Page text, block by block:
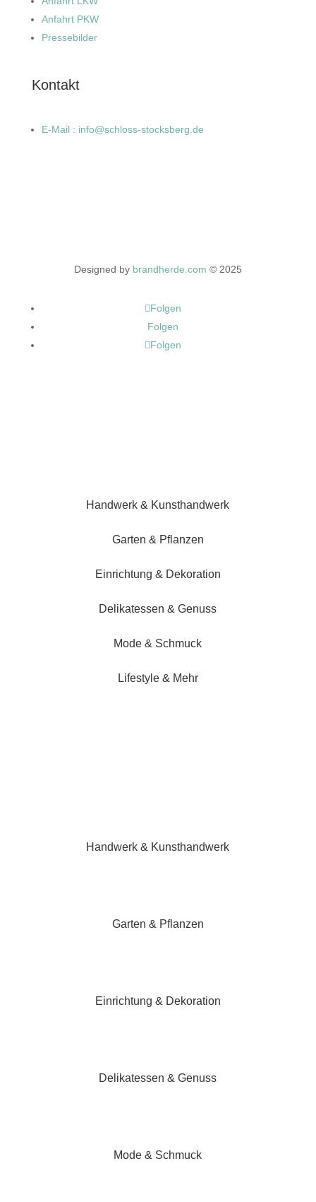
Anfahrt PKW
Pressebilder
Kontakt
E-Mail : info@schloss-stocksberg.de
Designed by brandherde.com © 2025
Folgen
Folgen
Folgen
Handwerk & Kunsthandwerk
Garten & Pflanzen
Einrichtung & Dekoration
Delikatessen & Genuss
Mode & Schmuck
Lifestyle & Mehr
Handwerk & Kunsthandwerk
Garten & Pflanzen
Einrichtung & Dekoration
Delikatessen & Genuss
Mode & Schmuck